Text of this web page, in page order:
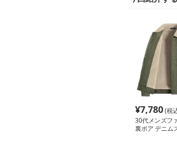
¥7,780(税
30代メンズフ
裏ボア デニム